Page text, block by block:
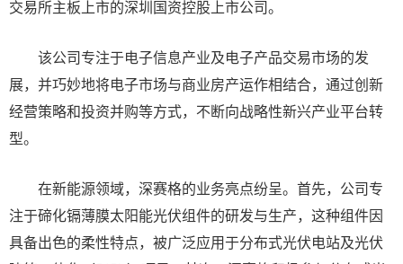
交易所主板上市的深圳国资控股上市公司。
该公司专注于电子信息产业及电子产品交易市场的发
展，并巧妙地将电子市场与商业房产运作相结合，通过创新
经营策略和投资并购等方式，不断向战略性新兴产业平台转
型。
在新能源领域，深赛格的业务亮点纷呈。首先，公司专
注于碲化镉薄膜太阳能光伏组件的研发与生产，这种组件因
具备出色的柔性特点，被广泛应用于分布式光伏电站及光伏